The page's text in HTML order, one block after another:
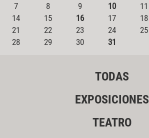
7
8 9 10 11
14
15 16 17 18
21
22 23 24 25
28
29 30 31
TODAS
EXPOSICIONES
TEATRO